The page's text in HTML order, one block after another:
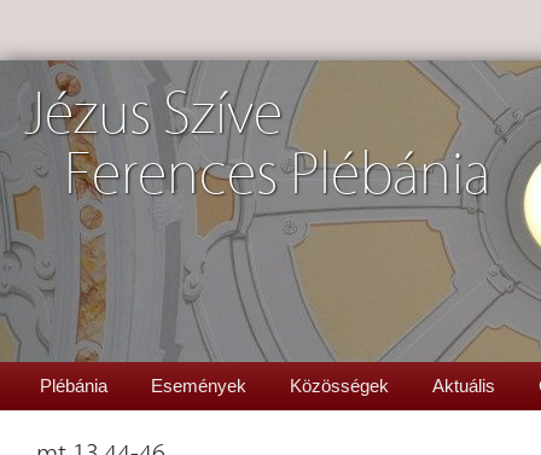
Jézus Szíve
Ferences Plébánia
Plébánia Események Közösségek Aktuális